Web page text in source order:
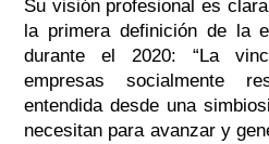
Su visión profesional es
la primera definición de la
durante el 2020: “La
empresas socialmente
entendida desde una
necesitan para avanzar y